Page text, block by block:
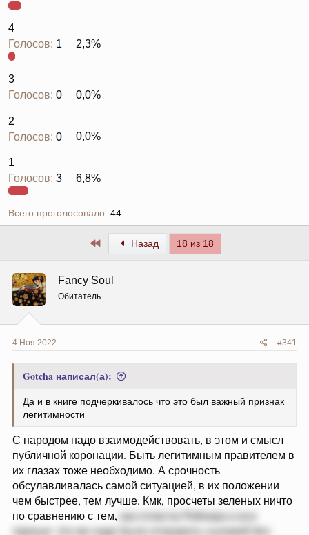
4
Голосов: 1 2,3%
3
Голосов: 0 0,0%
2
Голосов: 0 0,0%
1
Голосов: 3 6,8%
Всего проголосовало 44
ПервыйНазад 18 из 18
Fancy Soul
Обитатель
4 Ноя 2022 #341
Gotcha написал(а):
Да и в книге подчеркивалось что это был важный признак
легитимности
С народом надо взаимодействовать, в этом и смысл
публичной коронации. Быть легитимным правителем в
их глазах тоже необходимо. А срочность
обсулавливалась самой ситуацией, в их положении
чем быстрее, тем лучше. Кмк, просчеты зеленых ничто
по сравнению с тем, как отожгла Рейнира и все
черные: это же надо было отправить сыновей без